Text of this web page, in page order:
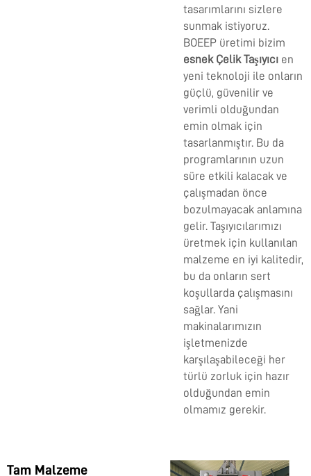
tasarımlarını sizlere
sunmak istiyoruz.
BOEEP üretimi bizim
esnek Çelik Taşıyıcı en
yeni teknoloji ile onların
güçlü, güvenilir ve
verimli olduğundan
emin olmak için
tasarlanmıştır. Bu da
programlarının uzun
süre etkili kalacak ve
çalışmadan önce
bozulmayacak anlamına
gelir. Taşıyıcılarımızı
üretmek için kullanılan
malzeme en iyi kalitedir,
bu da onların sert
koşullarda çalışmasını
sağlar. Yani
makinalarımızın
işletmenizde
karşılaşabileceği her
türlü zorluk için hazır
olduğundan emin
olmamız gerekir.
Tam Malzeme